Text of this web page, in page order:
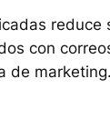
con
de marketing.